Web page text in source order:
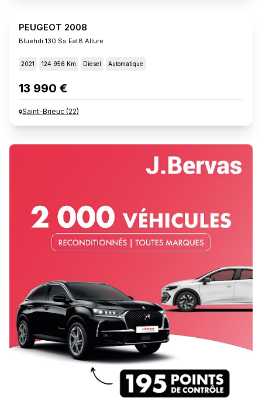
PEUGEOT 2008
Bluehdi 130 Ss Eat8 Allure
2021 124 956 Km Diesel Automatique
13 990 €
Saint-Brieuc (22)